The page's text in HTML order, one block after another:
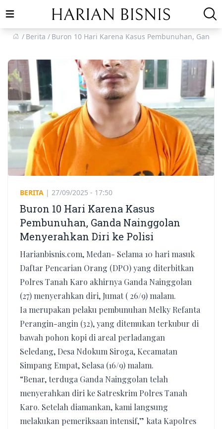
Open main menu
Berita
Buron 10 Hari Karena Kasus Pembunuhan,
BERITA | 27/09/2025 - 17:50
Buron 10 Hari Karena Kasus
Pembunuhan, Ganda Nainggolan
Menyerahkan Diri ke Polisi
Harianbisnis.com, Medan- Selama 10 hari masuk
Daftar Pencarian Orang (DPO) yang diterbitkan
Polres Tanah Karo akhirnya Ganda Nainggolan
(27) menyerahkan diri, Jumat ( 26/9) malam.
Ia merupakan pelaku pembunuhan Melky Refanta
Perangin-angin (32), yang ditemukan terkubur di
bawah pohon kopi di areal perladangan
Seledang, Desa Ndokum Siroga, Kecamatan
Simpang Empat, Selasa (16/9) malam.
“Benar, terduga Ganda Nainggolan telah
menyerahkan diri ke Satreskrim Polres Tanah
Karo. Setelah diamankan, kami langsung
melakukan pemeriksaan intensif,” kata Kapolres